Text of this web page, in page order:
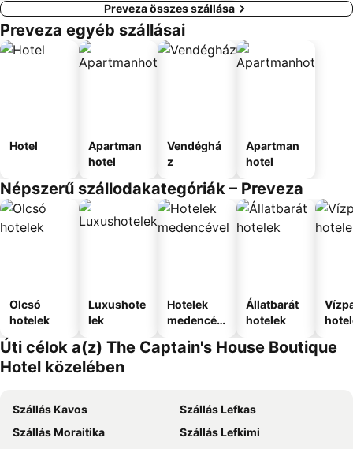
Preveza összes szállása
Preveza egyéb szállásai
Hotel
Apartman
hotel
Vendéghá
z
Apartman
hotel
Népszerű szállodakategóriák – Preveza
Olcsó
hotelek
Luxushote
lek
Hotelek
medencév
Állatbarát
hotelek
Úti célok a(z) The Captain's House Boutique
Hotel közelében
Szállás Kavos
Szállás Lefkas
Szállás Moraitika
Szállás Lefkimi